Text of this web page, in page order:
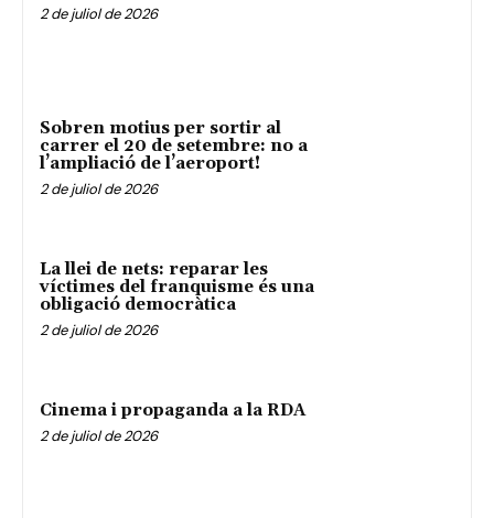
2 de juliol de 2026
Sobren motius per sortir al
carrer el 20 de setembre: no a
l’ampliació de l’aeroport!
2 de juliol de 2026
La llei de nets: reparar les
víctimes del franquisme és una
obligació democràtica
2 de juliol de 2026
Cinema i propaganda a la RDA
2 de juliol de 2026